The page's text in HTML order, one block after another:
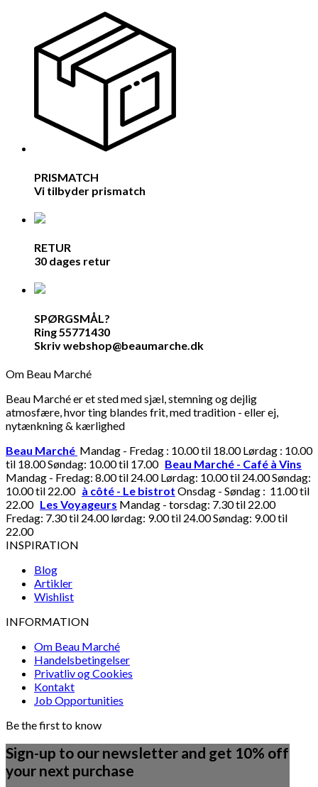
PRISMATCH
Vi tilbyder prismatch
RETUR
30 dages retur
SPØRGSMÅL?
Ring 55771430
Skriv webshop@beaumarche.dk
Om Beau Marché
Beau Marché er et sted med sjæl, stemning og dejlig
atmosfære, hvor ting blandes frit, med tradition - eller ej,
nytænkning & kærlighed
Beau Marché Mandag - Fredag : 10.00 til 18.00 Lørdag : 10.00
til 18.00 Søndag: 10.00 til 17.00 Beau Marché - Café à Vins
Mandag - Fredag: 8.00 til 24.00 Lørdag: 10.00 til 24.00 Søndag:
10.00 til 22.00 à côté - Le bistrot Onsdag - Søndag : 11.00 til
22.00 Les Voyageurs Mandag - torsdag: 7.30 til 22.00
Fredag: 7.30 til 24.00 lørdag: 9.00 til 24.00 Søndag: 9.00 til
22.00
INSPIRATION
Blog
Artikler
Wishlist
INFORMATION
Om Beau Marché
Handelsbetingelser
Privatliv og Cookies
Kontakt
Job Opportunities
Be the first to know
Sign-up to our newsletter and get 10% off
your next purchase